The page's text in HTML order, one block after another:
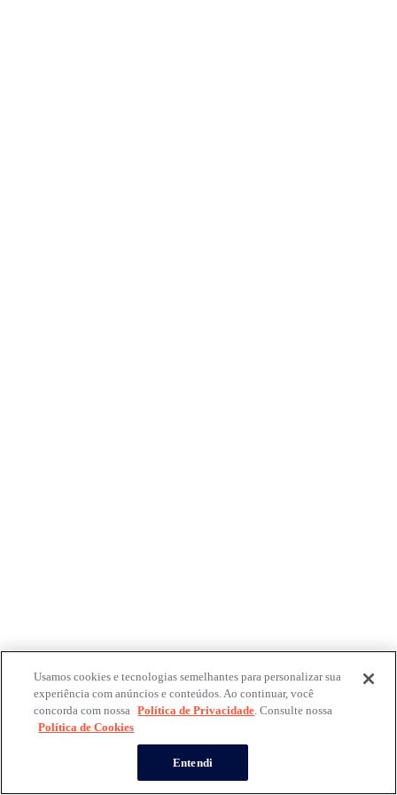
Usamos cookies e tecnologias semelhantes para personalizar sua
experiência com anúncios e conteúdos. Ao continuar, você
concorda com nossa Política de Privacidade. Consulte nossa
Política de Cookies
Entendi